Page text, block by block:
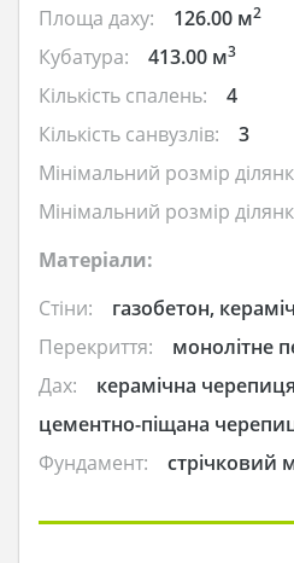
Площа даху:
126.00 м2
Кубатура: 413.00 м3
Кількість спалень:
4
Кількість санвузлів:
3
Мінімальний розмір
Мінімальний розмір
Матеріали:
Стіни:
газобетон,
Перекриття:
монолітне
Дах:
керамічна
цементно-піщана
Фундамент:
стрічковий